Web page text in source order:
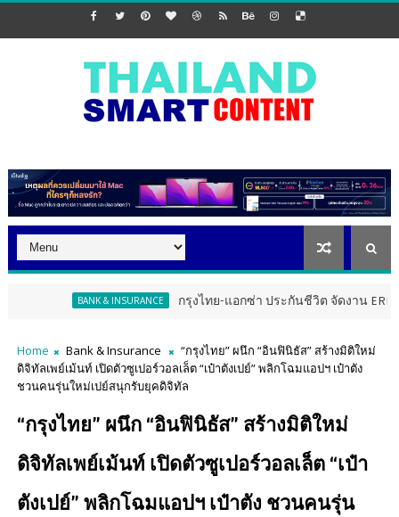
BANK & INSURANCE กรุงไทย-แอกซ่า ประกันชีวิต จัดงาน ERD Special
Home Bank & Insurance
“กรุงไทย” ผนึก “อินฟินิธัส” สร้างมิติใหม่
ดิจิทัลเพย์เม้นท์ เปิดตัวซูเปอร์วอลเล็ต “เป๋าตังเปย์” พลิกโฉมแอปฯ เป๋าตัง
ชวนคนรุ่นใหม่เปย์สนุกรับยุคดิจิทัล
“กรุงไทย” ผนึก “อินฟินิธัส” สร้างมิติใหม่
ดิจิทัลเพย์เม้นท์ เปิดตัวซูเปอร์วอลเล็ต “เป๋า
ตังเปย์” พลิกโฉมแอปฯ เป๋าตัง ชวนคนรุ่น